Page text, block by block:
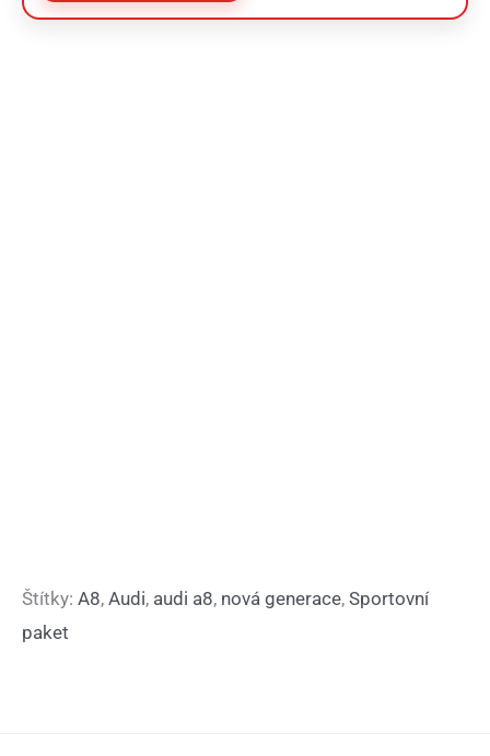
Štítky: A8, Audi, audi a8, nová generace, Sportovní
paket